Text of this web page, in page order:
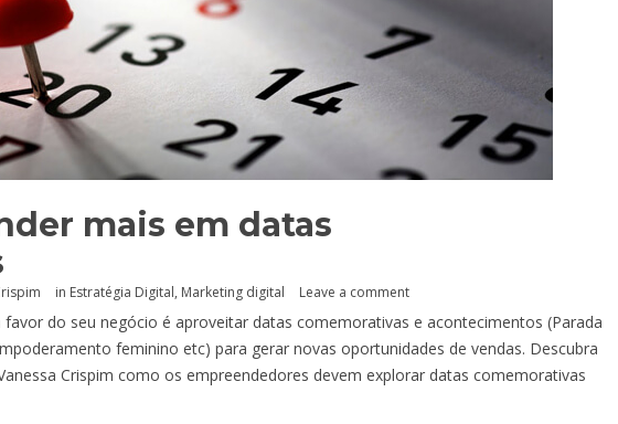
mais em datas
in Estratégia Digital, Marketing digital Leave a comment
do seu negócio é aproveitar datas comemorativas e acontecimentos (Parada
feminino etc) para gerar novas oportunidades de vendas. Descubra
Crispim como os empreendedores devem explorar datas comemorativas